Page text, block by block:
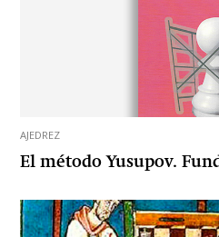
AJEDREZ
El método Yusupov.